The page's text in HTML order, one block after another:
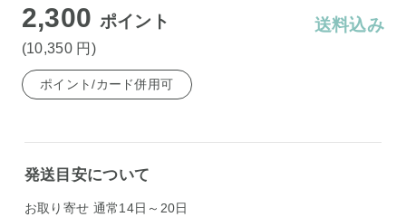
2,300 ポイント
(10,350 円 )
送料込み
ポイント/カード併用可
発送目安について
お取り寄せ 通常14日～20日